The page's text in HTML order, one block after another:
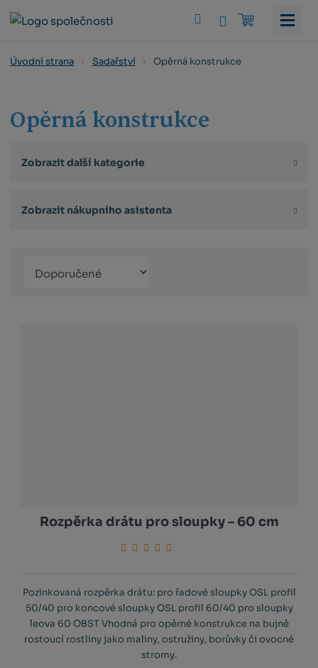
Vyhledat
Úvodní strana Sadařství Opěrná konstrukce
Opěrná konstrukce
Zobrazit další kategorie
Zobrazit nákupního asistenta
produktů
Rozpěrka drátu pro sloupky – 60 cm
Pozinkovaná rozpěrka drátu: pro řadové sloupky OSL profil
50/40 pro koncové sloupky OSL profil 60/40 pro sloupky
leova 60 OBST Vhodná pro opěrné konstrukce na bujně
rostoucí rostliny jako maliny, ostružiny, borůvky či ovocné
stromy.